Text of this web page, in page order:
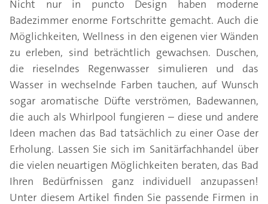
Nicht nur in puncto Design haben moderne
Badezimmer enorme Fortschritte gemacht. Auch die
Möglichkeiten, Wellness in den eigenen vier Wänden
zu erleben, sind beträchtlich gewachsen. Duschen,
die rieselndes Regenwasser simulieren und das
Wasser in wechselnde Farben tauchen, auf Wunsch
sogar aromatische Düfte verströmen, Badewannen,
die auch als Whirlpool fungieren – diese und andere
Ideen machen das Bad tatsächlich zu einer Oase der
Erholung. Lassen Sie sich im Sanitärfachhandel über
die vielen neuartigen Möglichkeiten beraten, das Bad
Ihren Bedürfnissen ganz individuell anzupassen!
Unter diesem Artikel finden Sie passende Firmen in